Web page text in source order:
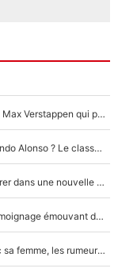
F1 - Une légende de McLaren refuse le transfert de Max Verstappen qui pourrait «faire des vagues» et plomber l'ambiance dans l'équipe
Max Verstappen, Lewis Hamilton… et bientôt Fernando Alonso ? Le classement des pilotes les mieux payés en Formule 1 risque de changer !
F1 - Alpine signe un accord «impensable» et va entrer dans une nouvelle dimension : Grande nouvelle pour Pierre Gasly !
F1 : « Je lui ai fait un câlin, puis j’ai dû partir...», le témoignage émouvant de Max Verstappen sur sa fille
F1 : Charles Leclerc surpris par les paparazzis avec sa femme, les rumeurs étaient vraies !